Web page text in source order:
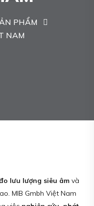
PHẨM
NAM
lưu lượng siêu âm và
MIB Gmbh Việt Nam